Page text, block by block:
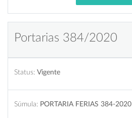
Portarias 384/2020
Status: Vigente
Súmula: PORTARIA FERIAS 384-2020